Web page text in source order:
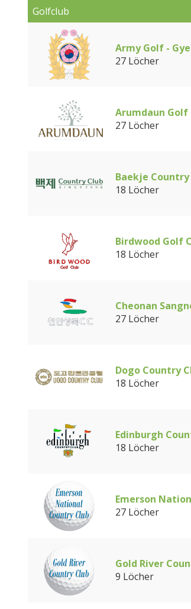
Golfclub
Army Golf -
27 Löcher
Arumdaun Golf
27 Löcher
Baekje Country
18 Löcher
Birdwood Golf
18 Löcher
Cheonan
27 Löcher
Dogo Country
18 Löcher
Edinburgh
18 Löcher
Emerson
27 Löcher
Gold River
9 Löcher